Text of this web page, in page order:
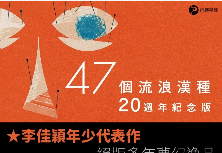
請圖文教學
【公告】琅琅書店服務升級重要說明及資產合併結果
查詢
【公告】8/10、8/13 行動網路降速演練提醒